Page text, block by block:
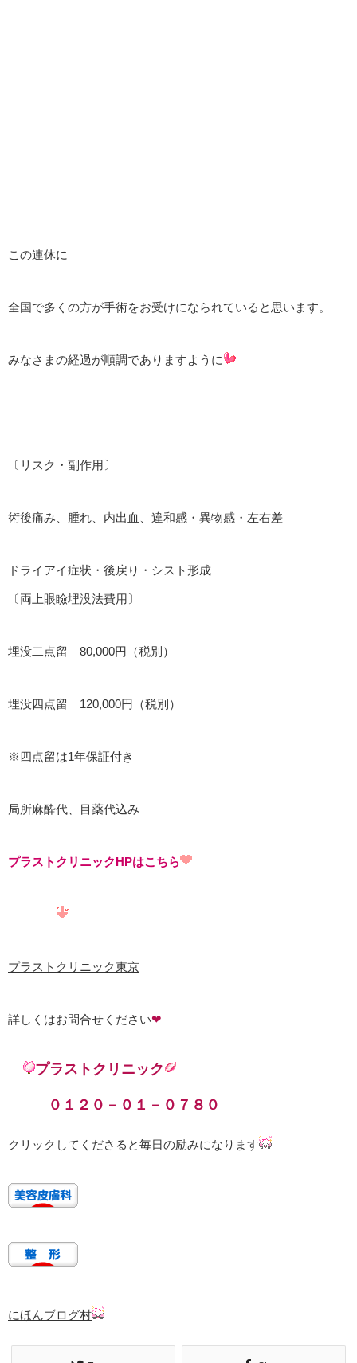
この連休に
全国で多くの方が手術をお受けになられていると思います。
みなさまの経過が順調でありますように
〔リスク・副作用〕
術後痛み、腫れ、内出血、違和感・異物感・左右差
ドライアイ症状・後戻り・シスト形成
〔両上眼瞼埋没法費用〕
埋没二点留 80,000円（税別）
埋没四点留 120,000円（税別）
※四点留は1年保証付き
局所麻酔代、目薬代込み
プラストクリニックHPはこちら
プラストクリニック東京
詳しくはお問合せください❤
プラストクリニック
０１２０－０１－０７８０
クリックしてくださると毎日の励みになります
にほんブログ村